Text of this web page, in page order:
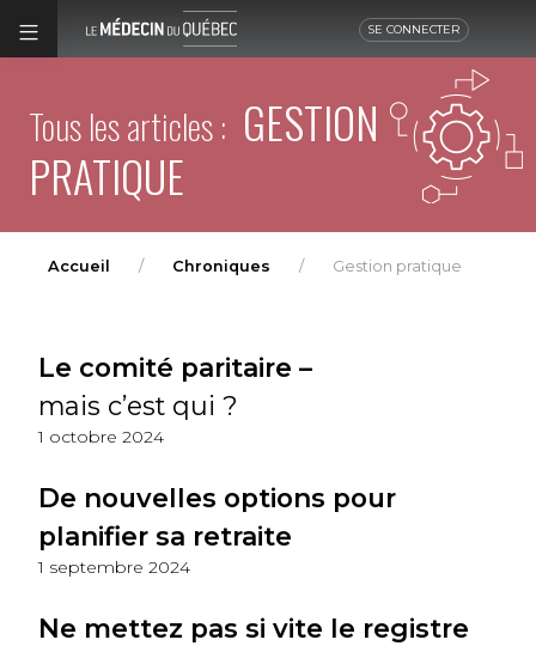
SE CONNECTER
Tous les articles : GESTION
PRATIQUE
Accueil Chroniques Gestion pratique
Le comité paritaire –
mais c’est qui ?
1 octobre 2024
De nouvelles options pour
planifier sa retraite
1 septembre 2024
Ne mettez pas si vite le registre